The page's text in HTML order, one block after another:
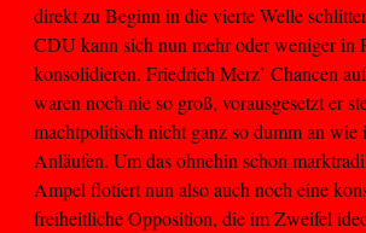
direkt zu Beginn in die vierte Welle
CDU kann sich nun mehr oder weniger in
konsolidieren. Friedrich Merz’ Chancen
waren noch nie so groß, vorausgesetzt er
machtpolitisch nicht ganz so dumm an wie
Anläufen. Um das ohnehin schon
Ampel flotiert nun also auch noch eine
freiheitliche Opposition, die im Zweifel